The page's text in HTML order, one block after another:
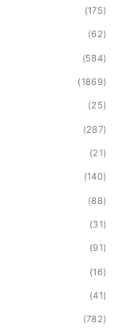
(175)
(62)
(584)
(1869)
(25)
(287)
(21)
(140)
(88)
(31)
(91)
(16)
(41)
(782)